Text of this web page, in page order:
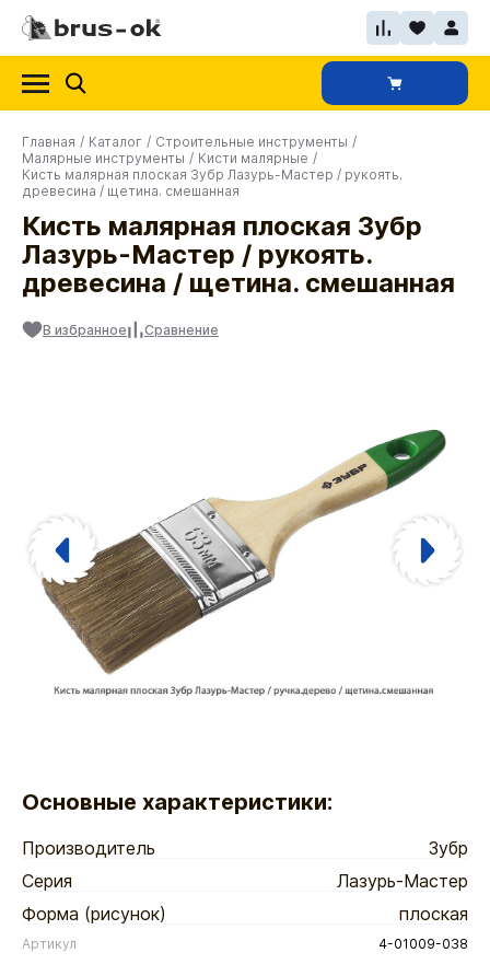
Главная / Каталог / Строительные инструменты /
Малярные инструменты / Кисти малярные /
Кисть малярная плоская Зубр Лазурь-Мастер / рукоять.
древесина / щетина. смешанная
Кисть малярная плоская Зубр
Лазурь-Мастер / рукоять.
древесина / щетина. смешанная
В избранное Сравнение
Основные характеристики:
Производитель
Зубр
Серия
Лазурь-Мастер
Форма (рисунок)
плоская
Артикул 4-01009-038